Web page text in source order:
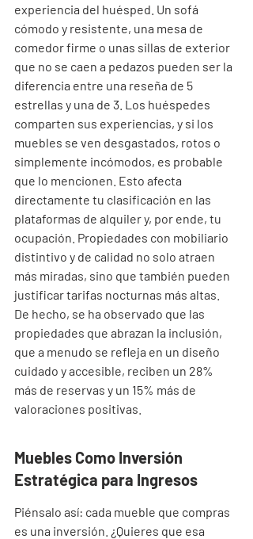
experiencia del huésped. Un sofá
cómodo y resistente, una mesa de
comedor firme o unas sillas de exterior
que no se caen a pedazos pueden ser la
diferencia entre una reseña de 5
estrellas y una de 3. Los huéspedes
comparten sus experiencias, y si los
muebles se ven desgastados, rotos o
simplemente incómodos, es probable
que lo mencionen. Esto afecta
directamente tu clasificación en las
plataformas de alquiler y, por ende, tu
ocupación. Propiedades con mobiliario
distintivo y de calidad no solo atraen
más miradas, sino que también pueden
justificar tarifas nocturnas más altas.
De hecho, se ha observado que las
propiedades que abrazan la inclusión,
que a menudo se refleja en un diseño
cuidado y accesible, reciben un 28%
más de reservas y un 15% más de
valoraciones positivas.
Muebles Como Inversión
Estratégica para Ingresos
Piénsalo así: cada mueble que compras
es una inversión. ¿Quieres que esa